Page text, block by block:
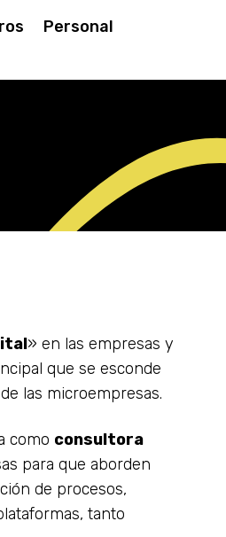
Personal
» en las empresas y
que se esconde
las microempresas.
como consultora
para que aborden
de procesos,
tanto